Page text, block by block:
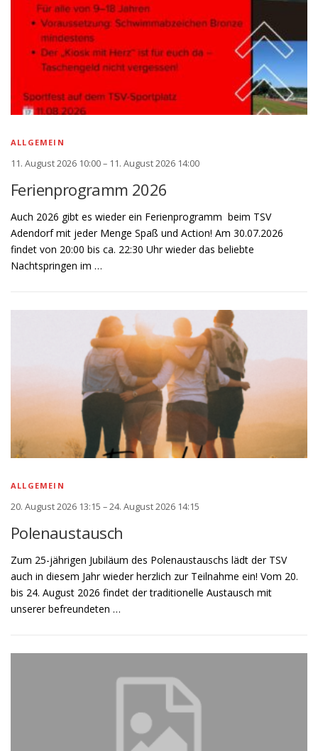
ALLGEMEIN
11. August 2026 10:00 – 11. August 2026 14:00
Ferienprogramm 2026
Auch 2026 gibt es wieder ein Ferienprogramm beim TSV
Adendorf mit jeder Menge Spaß und Action! Am 30.07.2026
findet von 20:00 bis ca. 22:30 Uhr wieder das beliebte
Nachtspringen im …
ALLGEMEIN
20. August 2026 13:15 – 24. August 2026 14:15
Polenaustausch
Zum 25-jährigen Jubiläum des Polenaustauschs lädt der TSV
auch in diesem Jahr wieder herzlich zur Teilnahme ein! Vom 20.
bis 24. August 2026 findet der traditionelle Austausch mit
unserer befreundeten …